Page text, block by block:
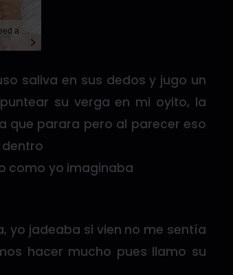
night...
saliva en sus dedos y jugo un
su verga en mi oyito, la
que parara pero al parecer eso
como yo imaginaba
yo jadeaba si vien no me sentía
hacer mucho pues llamo su